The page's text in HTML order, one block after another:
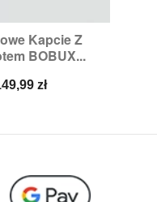
Kapcie Z
BOBUX...
zł
podgląd
6XL